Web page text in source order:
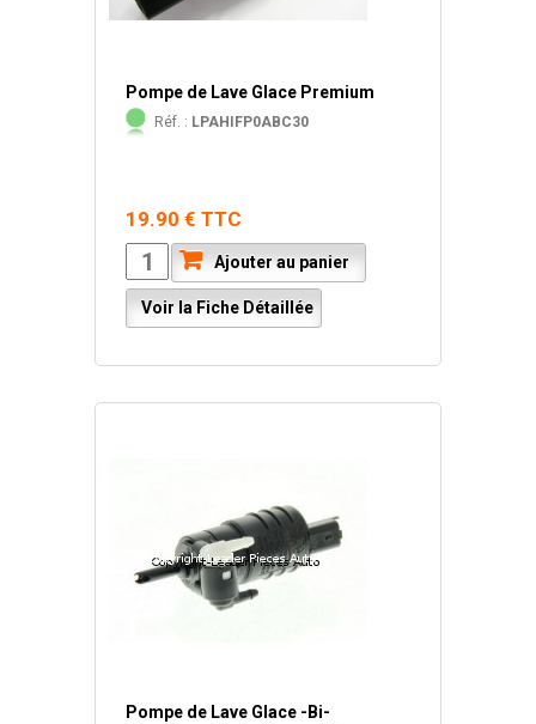
Pompe de Lave Glace Premium
Réf. : LPAHIFP0ABC30
19.90 € TTC
Ajouter au panier
Voir la Fiche Détaillée
Pompe de Lave Glace -Bi-